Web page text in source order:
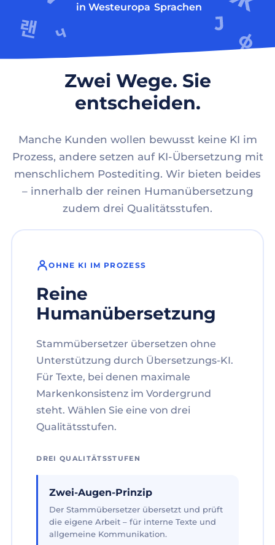
in Westeuropa Sprachen
Zwei Wege. Sie
entscheiden.
Manche Kunden wollen bewusst keine KI im
Prozess, andere setzen auf KI-Übersetzung mit
menschlichem Postediting. Wir bieten beides
– innerhalb der reinen Humanübersetzung
zudem drei Qualitätsstufen.
OHNE KI IM PROZESS
Reine
Humanübersetzung
Stammübersetzer übersetzen ohne
Unterstützung durch Übersetzungs-KI.
Für Texte, bei denen maximale
Markenkonsistenz im Vordergrund
steht. Wählen Sie eine von drei
Qualitätsstufen.
DREI QUALITÄTSSTUFEN
Zwei-Augen-Prinzip
Der Stammübersetzer übersetzt und prüft
die eigene Arbeit – für interne Texte und
allgemeine Kommunikation.